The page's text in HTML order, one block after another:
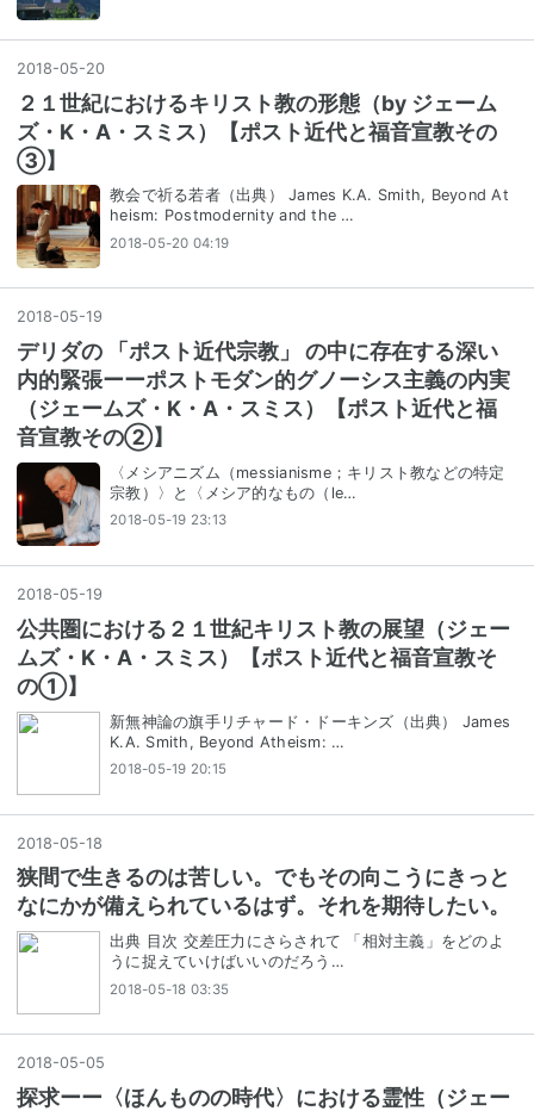
2018-05-20
２１世紀におけるキリスト教の形態（by ジェーム
ズ・K・A・スミス）【ポスト近代と福音宣教その
③】
教会で祈る若者（出典） James K.A. Smith, Beyond At
heism: Postmodernity and the …
2018-05-20 04:19
2018-05-19
デリダの 「ポスト近代宗教」 の中に存在する深い
内的緊張ーーポストモダン的グノーシス主義の内実
（ジェームズ・K・A・スミス）【ポスト近代と福
音宣教その②】
〈メシアニズム（messianisme；キリスト教などの特定
宗教）〉と〈メシア的なもの（le…
2018-05-19 23:13
2018-05-19
公共圏における２１世紀キリスト教の展望（ジェー
ムズ・K・A・スミス）【ポスト近代と福音宣教そ
の①】
新無神論の旗手リチャード・ドーキンズ（出典） James
K.A. Smith, Beyond Atheism: …
2018-05-19 20:15
2018-05-18
狭間で生きるのは苦しい。でもその向こうにきっと
なにかが備えられているはず。それを期待したい。
出典 目次 交差圧力にさらされて 「相対主義」をどのよ
うに捉えていけばいいのだろう…
2018-05-18 03:35
2018-05-05
探求ーー〈ほんものの時代〉における霊性（ジェー